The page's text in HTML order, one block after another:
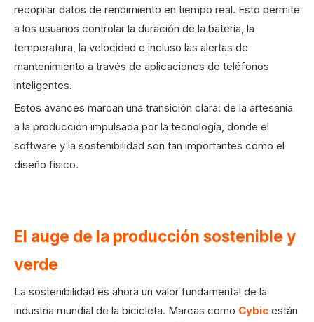
recopilar datos de rendimiento en tiempo real. Esto permite
a los usuarios controlar la duración de la batería, la
temperatura, la velocidad e incluso las alertas de
mantenimiento a través de aplicaciones de teléfonos
inteligentes.
Estos avances marcan una transición clara: de la artesanía
a la producción impulsada por la tecnología, donde el
software y la sostenibilidad son tan importantes como el
diseño físico.
El auge de la producción sostenible y
verde
La sostenibilidad es ahora un valor fundamental de la
industria mundial de la bicicleta. Marcas como Cybic están